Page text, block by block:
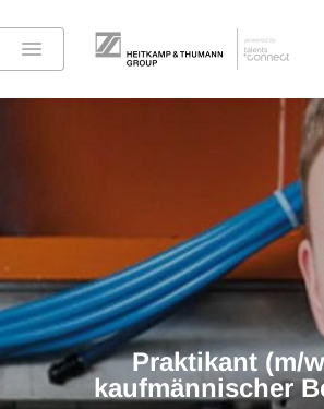
Praktikant (m/
kaufmännischer